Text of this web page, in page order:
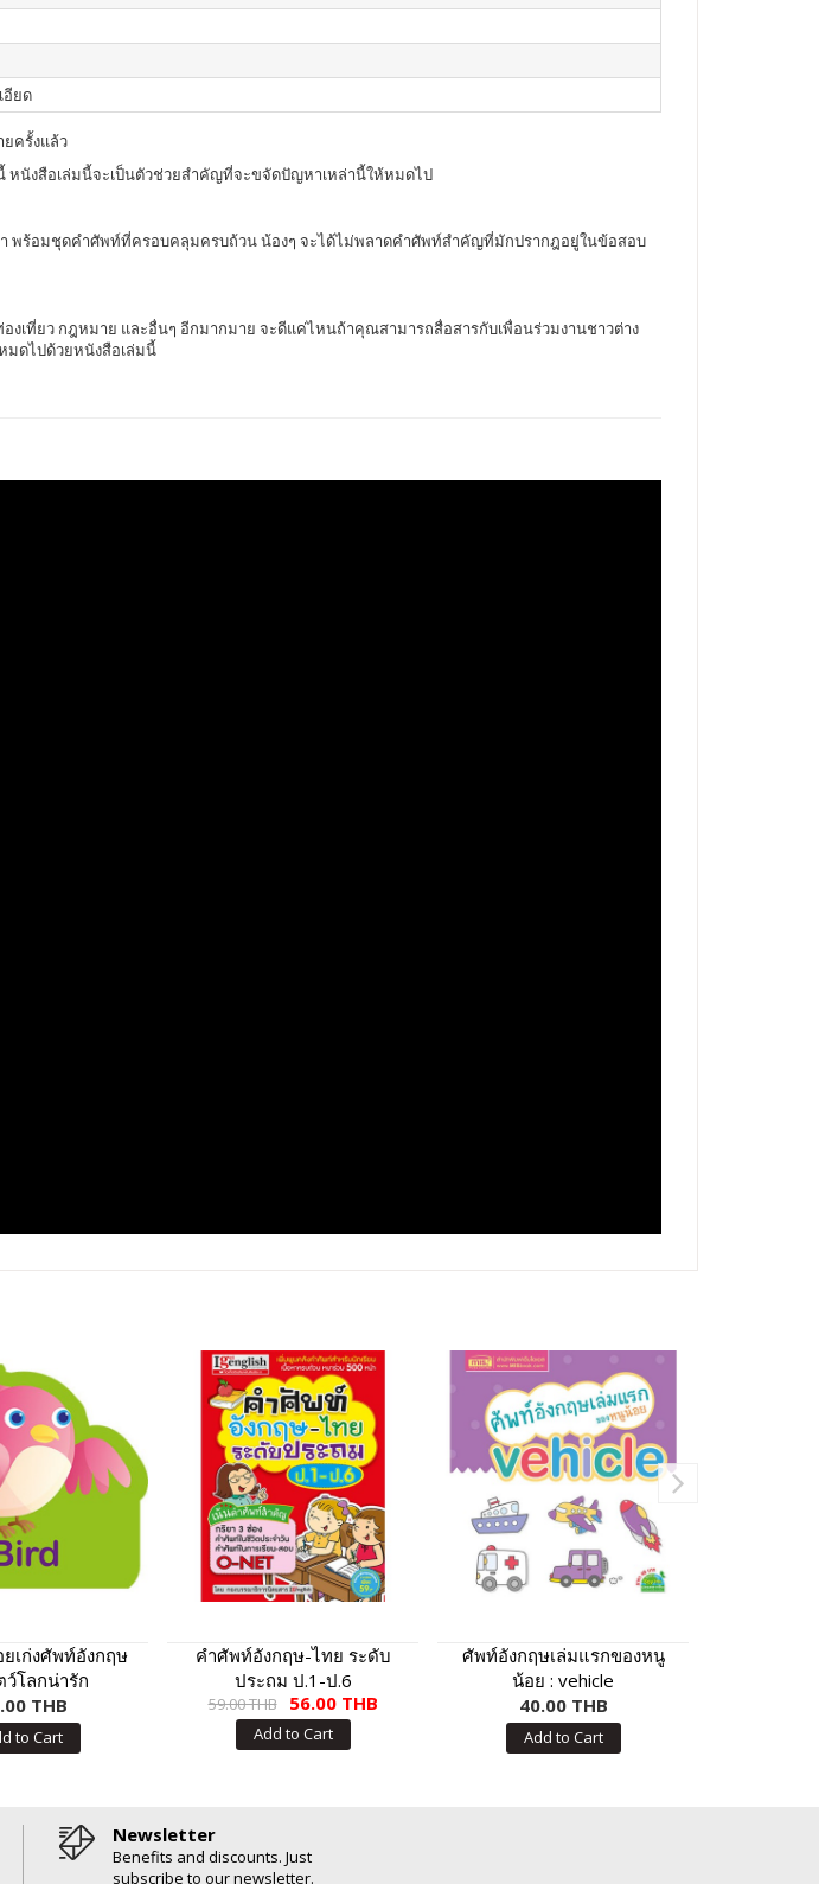
อียด
ครั้งแล้ว
นังสือเล่มนี้จะเป็นตัวช่วยสำคัญที่จะขจัดปัญหาเหล่านี้ให้หมดไป
พร้อมชุดคำศัพท์ที่ครอบคลุมครบถ้วน น้องๆ จะได้ไม่พลาดคำศัพท์สำคัญที่มักปรากฎอยู่ในข้อสอบ
ที่ยว กฎหมาย และอื่นๆ อีกมากมาย จะดีแค่ไหนถ้าคุณสามารถสื่อสารกับเพื่อนร่วมงานชาวต่าง
มดไปด้วยหนังสือเล่มนี้
เก่งศัพท์อังกฤษ
โลกน่ารัก
THB
to Cart
คำศัพท์อังกฤษ-ไทย ระดับ
ประถม ป.1-ป.6
59.00 THB 56.00 THB
Add to Cart
ศัพท์อังกฤษเล่มแรกของหนู
น้อย : vehicle
40.00 THB
Add to Cart
Newsletter
Benefits and discounts. Just
subscribe to our newsletter.